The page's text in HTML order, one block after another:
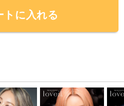
トに入れる